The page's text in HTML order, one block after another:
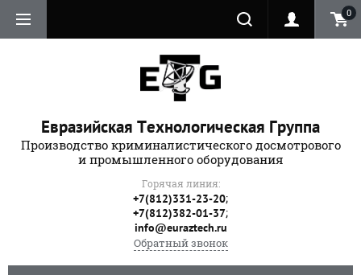
0
Евразийская Технологическая Группа
Производство криминалистического досмотрового
и промышленного оборудования
Горячая линия:
+7(812)331-23-20;
+7(812)382-01-37;
info@euraztech.ru
Обратный звонок